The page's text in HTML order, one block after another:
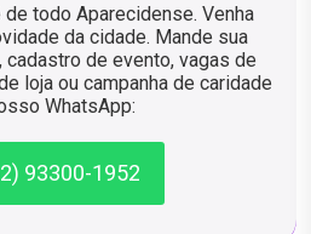
todo Aparecidense. Venha
da cidade. Mande sua
de evento, vagas de
loja ou campanha de caridade
WhatsApp:
93300-1952